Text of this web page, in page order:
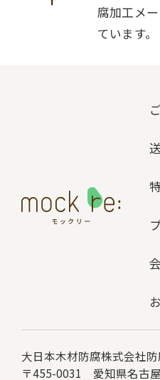
腐加工メ
ています。
大日本木材防腐株式会社
〒455-0031 愛知県名古